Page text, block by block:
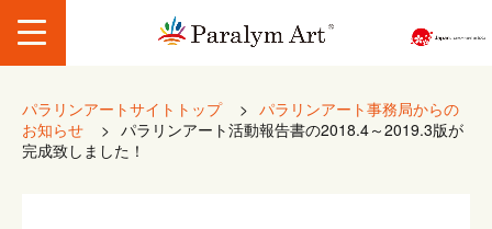
パラリンアートサイトトップ > パラリンアート事務局からの
お知らせ
> パラリンアート活動報告書の2018.4～2019.3版が
完成致しました！